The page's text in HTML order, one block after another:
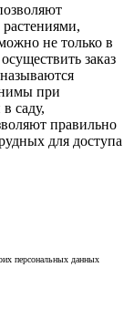
не только в
заказ
при
саду,
правильно
для доступа
персональных данных